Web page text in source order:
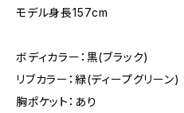
モデル身長157cm
ボディカラー：黒(ブラック)
リブカラー：緑(ディープグリーン)
胸ポケット：あり